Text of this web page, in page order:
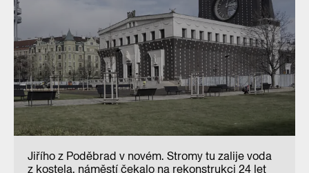
Jiřího z Poděbrad v novém. Stromy tu zalije voda
z kostela, náměstí čekalo na rekonstrukci 24 let